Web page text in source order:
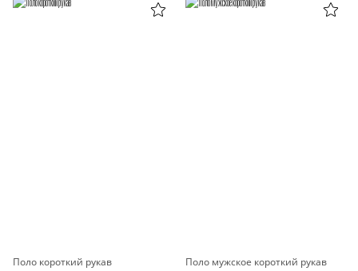
Поло короткий рукав Поло мужское короткий рукав